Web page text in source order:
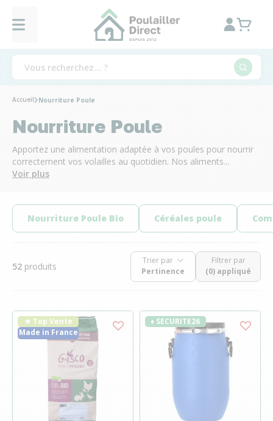
Accueil Nourriture Poule
Nourriture Poule
Apportez une alimentation adaptée à vos poules pour nourrir
correctement vos volailles au quotidien. Nos aliments...
Voir plus
Nourriture Poule Bio Céréales poule
52 produits
Trier par
Filtrer par
(0) appliqué
★ Top Vente
Made in France
♦ SECURITE26